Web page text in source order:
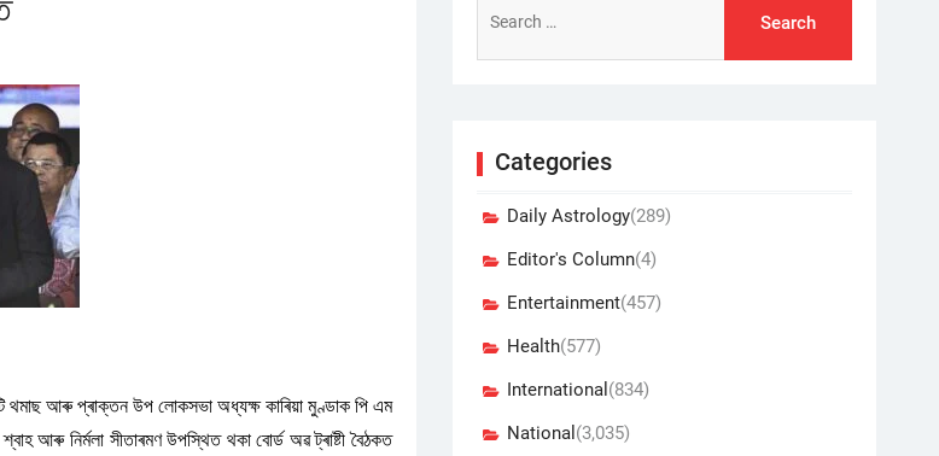
টি থমাছ আৰু প্ৰাক্তন উপ লোকসভা অধ্যক্ষ কাৰিয়া মুণ্ডাক পি এম
আৰু নিৰ্মলা সীতাৰমণ উপস্থিত থকা বোৰ্ড অৱ ট্ৰাষ্টী বৈঠকত
for:
Categories
Daily Astrology(289)
Editor's Column(4)
Entertainment(457)
Health(577)
International (834)
National (3,035)